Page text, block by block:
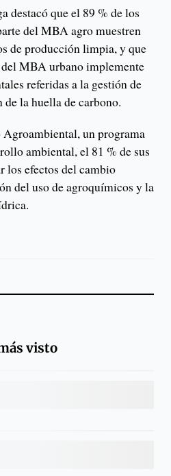
destacó que el 89 % de los
del MBA agro muestren
de producción limpia, y que
MBA urbano implemente
referidas a la gestión de
la huella de carbono.
un programa
ambiental, el 81 % de sus
los efectos del cambio
del uso de agroquímicos y la
visto